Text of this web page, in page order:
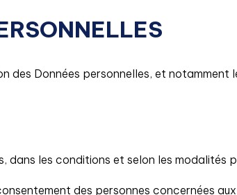
des Données personnelles, et notamment
les conditions et selon les modalités
des personnes concernées